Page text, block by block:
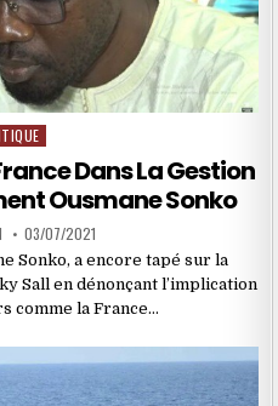
Dans La Gestion
Ousmane Sonko
03/07/2021
Sonko, a encore tapé sur la
Sall en dénonçant l’implication
comme la France…